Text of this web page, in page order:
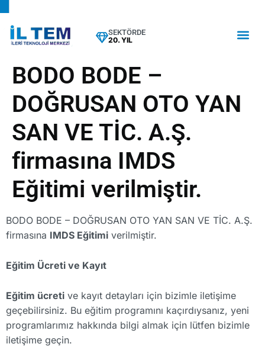
SEKTÖRDE
20. YIL
BODO BODE –
DOĞRUSAN OTO YAN
SAN VE TİC. A.Ş.
firmasına IMDS
Eğitimi verilmiştir.
BODO BODE – DOĞRUSAN OTO YAN SAN VE TİC. A.Ş.
firmasına IMDS Eğitimi verilmiştir.
Eğitim Ücreti ve Kayıt
Eğitim ücreti ve kayıt detayları için bizimle iletişime
geçebilirsiniz. Bu eğitim programını kaçırdıysanız, yeni
programlarımız hakkında bilgi almak için lütfen bizimle
iletişime geçin.